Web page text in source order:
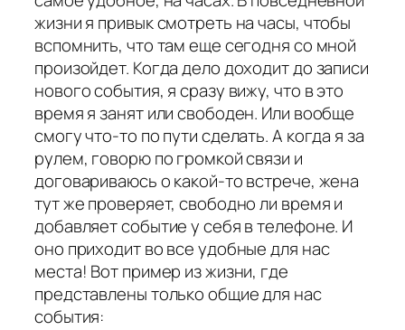
жизни я привык смотреть на часы, чтобы
вспомнить, что там еще сегодня со мной
произойдет. Когда дело доходит до записи
нового события, я сразу вижу, что в это
время я занят или свободен. Или вообще
смогу что-то по пути сделать. А когда я за
рулем, говорю по громкой связи и
договариваюсь о какой-то встрече, жена
тут же проверяет, свободно ли время и
добавляет событие у себя в телефоне. И
оно приходит во все удобные для нас
места! Вот пример из жизни, где
представлены только общие для нас
события: